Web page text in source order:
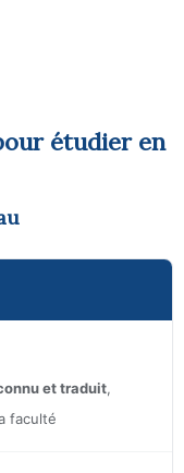
étudier en
et traduit,
faculté